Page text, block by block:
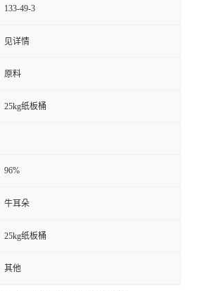
133-49-3
见详情
原料
25kg纸板桶
96%
牛耳朵
25kg纸板桶
其他